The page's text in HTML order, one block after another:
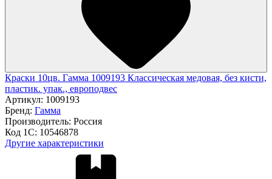
Краски 10цв. Гамма 1009193 Классическая медовая, без кисти,
пластик. упак., европодвес
Артикул: 1009193
Бренд: Гамма
Производитель: Россия
Код 1С: 10546878
Другие характеристики